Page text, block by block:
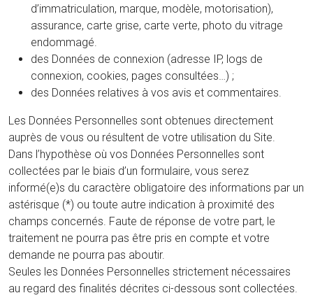
d’immatriculation, marque, modèle, motorisation),
assurance, carte grise, carte verte, photo du vitrage
endommagé.
des Données de connexion (adresse IP, logs de
connexion, cookies, pages consultées…) ;
des Données relatives à vos avis et commentaires.
Les Données Personnelles sont obtenues directement
auprès de vous ou résultent de votre utilisation du Site.
Dans l’hypothèse où vos Données Personnelles sont
collectées par le biais d’un formulaire, vous serez
informé(e)s du caractère obligatoire des informations par un
astérisque (*) ou toute autre indication à proximité des
champs concernés. Faute de réponse de votre part, le
traitement ne pourra pas être pris en compte et votre
demande ne pourra pas aboutir.
Seules les Données Personnelles strictement nécessaires
au regard des finalités décrites ci-dessous sont collectées.